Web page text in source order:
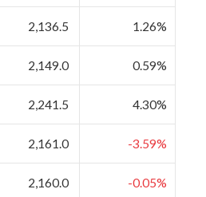
2,136.5 1.26%
2,149.0 0.59%
2,241.5 4.30%
2,161.0 -3.59%
2,160.0 -0.05%